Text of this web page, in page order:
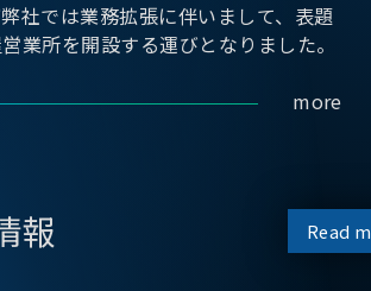
社では業務拡張に伴いまして、表題
業所を開設する運びとなりました。
more
報 Read